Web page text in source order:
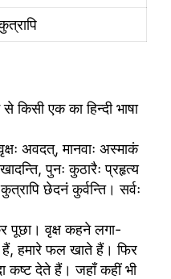
किसी एक का हिन्दी भाषा
अवदत्, मानवाः अस्माकं
पुनः कुठारैः प्रहृत्य
छेदनं कुर्वन्ति। सर्वः
पूछा। वृक्ष कहने लगा-
हैं, हमारे फल खाते हैं। फिर
कष्ट देते हैं। जहाँ कहीं भी